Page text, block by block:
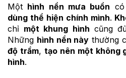
Một hình nền mưa buồn
dùng thể hiện chính mình.
chỉ một khung hình cũng
Những hình nền này thường
độ trầm, tạo nên một không
hình.